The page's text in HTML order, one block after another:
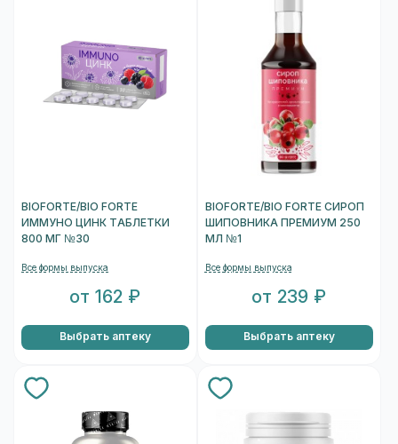
BIOFORTE/BIO FORTE
ИММУНО ЦИНК ТАБЛЕТКИ
800 МГ №30
Все формы выпуска
от 162 ₽
Выбрать аптеку
BIOFORTE/BIO FORTE СИРОП
ШИПОВНИКА ПРЕМИУМ 250
МЛ №1
Все формы выпуска
от 239 ₽
Выбрать аптеку